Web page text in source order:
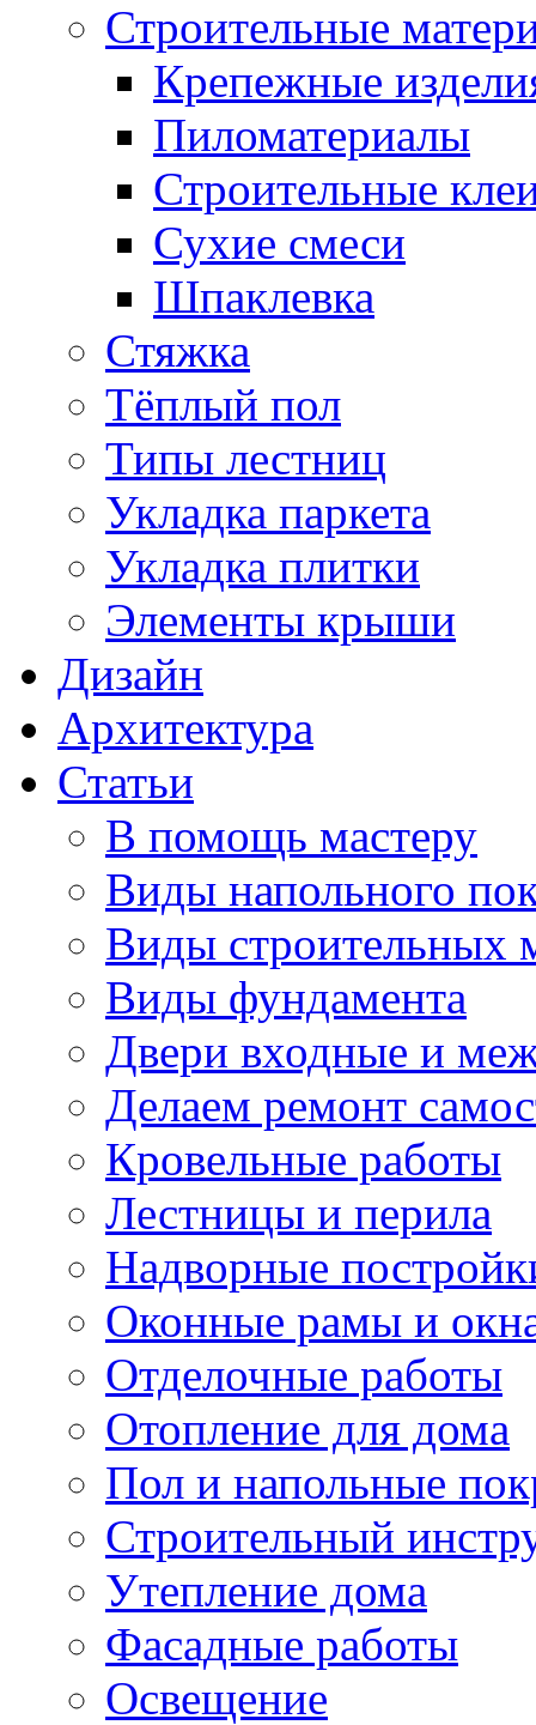
Строительные
Крепежные
Пиломатериалы
Строительные
Сухие смеси
Шпаклевка
Стяжка
Тёплый пол
Типы лестниц
Укладка паркета
Укладка плитки
Элементы крыши
Дизайн
Архитектура
Статьи
В помощь мастеру
Виды напольного
Виды строительных
Виды фундамента
Двери входные и
Делаем ремонт
Кровельные работы
Лестницы и перила
Надворные
Оконные рамы и
Отделочные работы
Отопление для дома
Пол и напольные
Строительный
Утепление дома
Фасадные работы
Освещение